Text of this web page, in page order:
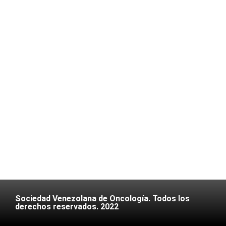
Sociedad Venezolana de Oncología. Todos los
derechos reservados. 2022